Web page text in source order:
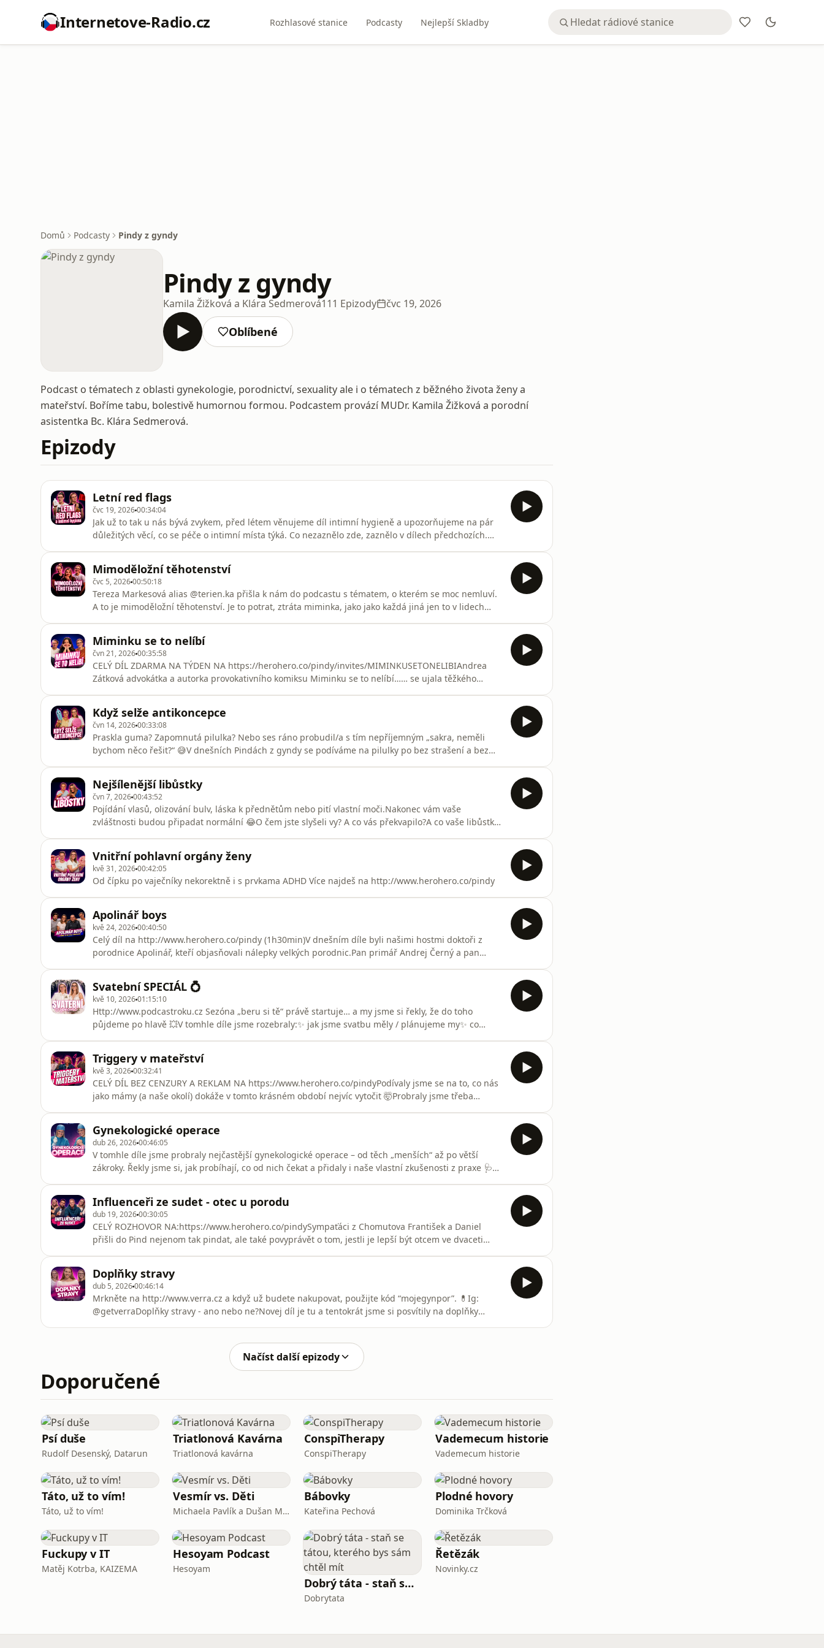
Internetove-Radio.cz Rozhlasové stanice Podcasty Nejlepší Skladby
Domů Podcasty Pindy z gyndy
Pindy z gyndy
Kamila Žižková a Klára Sedmerová111 Epizody čvc 19, 2026
Oblíbené
Podcast o tématech z oblasti gynekologie, porodnictví, sexuality ale i o tématech z běžného života ženy a
mateřství. Boříme tabu, bolestivě humornou formou. Podcastem provází MUDr. Kamila Žižková a porodní
asistentka Bc. Klára Sedmerová.
Epizody
Letní red flags
čvc 19, 202600:34:04
Jak už to tak u nás bývá zvykem, před létem věnujeme díl intimní hygieně a upozorňujeme na pár
důležitých věcí, co se péče o intimní místa týká. Co nezaznělo zde, zaznělo v dílech předchozích.
Mimoděložní těhotenství
čvc 5, 202600:50:18
Tereza Markesová alias @terien.ka přišla k nám do podcastu s tématem, o kterém se moc nemluví.
A to je mimoděložní těhotenství. Je to potrat, ztráta miminka, jako jako každá jiná jen to v lidech
Miminku se to nelíbí
čvn 21, 202600:35:58
CELÝ DÍL ZDARMA NA TÝDEN NA https://herohero.co/pindy/invites/MIMINKUSETONELIBIAndrea
Zátková advokátka a autorka provokativního komiksu Miminku se to nelíbí…… se ujala těžkého
pochybení obrátit.Tímto rozho
Když selže antikoncepce
čvn 14, 202600:33:08
Praskla guma? Zapomnutá pilulka? Nebo ses ráno probudil/a s tím nepříjemným „sakra, neměli
bychom něco řešit?“ 😅V dnešních Pindách z gyndy se podíváme na pilulky po bez strašení a bez
pokazí. A je lepší
Nejšílenější libůstky
čvn 7, 202600:43:52
Pojídání vlasů, olizování bulv, láska k přednětům nebo pití vlastní moči.Nakonec vám vaše
zvláštnosti budou připadat normální 😂O čem jste slyšeli vy? A co vás překvapilo?A co vaše libůstky?
Vnitřní pohlavní orgány ženy
kvě 31, 202600:42:05
Od čípku po vaječníky nekorektně i s prvkama ADHD Více najdeš na http://www.herohero.co/pindy
Apolinář boys
kvě 24, 202600:40:50
Celý díl na http://www.herohero.co/pindy (1h30min)V dnešním díle byli našimi hostmi doktoři z
porodnice Apolinář, kteří objasňovali nálepky velkých porodnic.Pan primář Andrej Černý a pan
porodnic? Jak se rodili před sto lety?Kam spěje naše porodnictví a obecně péče o matku a dítě?
Užijte si dnešní dlouhý
Svatební SPECIÁL 💍
kvě 10, 202601:15:10
Http://www.podcastroku.cz Sezóna „beru si tě“ právě startuje… a my jsme si řekly, že do toho
půjdeme po hlavě 💥V tomhle díle jsme rozebraly:✨ jak jsme svatbu měly / plánujeme my✨ co
svatba může být nejen dream
Triggery v mateřství
kvě 3, 202600:32:41
CELÝ DÍL BEZ CENZURY A REKLAM NA https://www.herohero.co/pindyPodívaly jsme se na to, co nás
jako mámy (a naše okolí) dokáže v tomto krásném období nejvíc vytočit 🤯Probraly jsme třeba
jsou vaše největší triggery v m
Gynekologické operace
dub 26, 202600:46:05
V tomhle díle jsme probraly nejčastější gynekologické operace – od těch „menších“ až po větší
zákroky. Řekly jsme si, jak probíhají, co od nich čekat a přidaly i naše vlastní zkušenosti z praxe 🩺👉
Influenceři ze sudet - otec u porodu
dub 19, 202600:30:05
CELÝ ROZHOVOR NA:https://www.herohero.co/pindySympaťáci z Chomutova František a Daniel
přišli do Pind nejenom tak pindat, ale také povyprávět o tom, jestli je lepší být otcem ve dvaceti
Doplňky stravy
dub 5, 202600:46:14
Mrkněte na http://www.verra.cz a když už budete nakupovat, použijte kód “mojegynpor”. 💊Ig:
@getverraDoplňky stravy - ano nebo ne?Novej díl je tu a tentokrát jsme si posvítily na doplňky
Načíst další epizody
Doporučené
Psí duše
Rudolf Desenský, Datarun
Triatlonová Kavárna
Triatlonová kavárna
ConspiTherapy
ConspiTherapy
Vademecum historie
Vademecum historie
Táto, už to vím!
Táto, už to vím!
Vesmír vs. Děti
Michaela Pavlík a Dušan Majer
Bábovky
Kateřina Pechová
Plodné hovory
Dominika Trčková
Fuckupy v IT
Matěj Kotrba, KAIZEMA
Hesoyam Podcast
Hesoyam
Dobrý táta - staň se tátou, kterého bys sám chtěl mít
Dobrytata
Řetězák
Novinky.cz